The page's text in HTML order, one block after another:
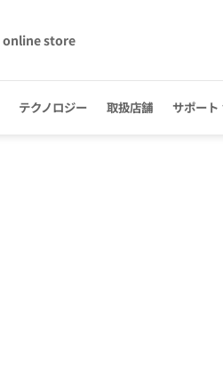
online store
テクノロジー 取扱店舗 サポート